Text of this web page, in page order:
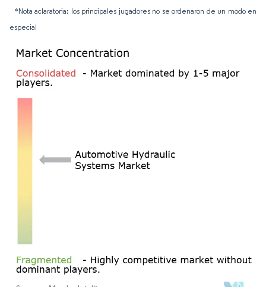
*Nota aclaratoria: los principales jugadores no se ordenaron de un modo en
especial